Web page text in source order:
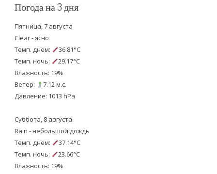
Погода на 3 дня
Пятница, 7 августа
Clear - ясно
Темп. днём:
36.81°C
Темп. ночь:
29.17°C
Влажность: 19%
Ветер:
7.12 м.с.
Давление: 1013 hPa
Суббота, 8 августа
Rain - небольшой дождь
Темп. днём:
37.14°C
Темп. ночь:
23.66°C
Влажность: 19%